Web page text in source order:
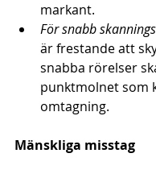
markant.
För snabb
är frestande att
snabba rörelser
punktmolnet som
omtagning.
Mänskliga misstag